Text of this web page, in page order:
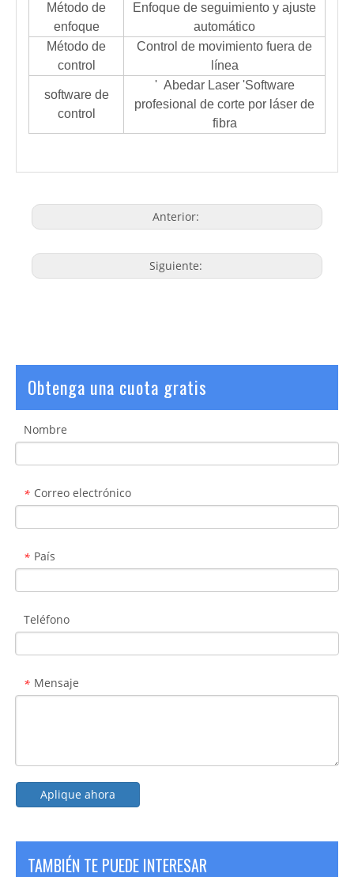
Método de
enfoque
Enfoque de seguimiento y ajuste
automático
Método de
control
Control de movimiento fuera de
línea
software de
control
' Abedar Laser 'Software
profesional de corte por láser de
fibra
Anterior:
Siguiente:
Obtenga una cuota gratis
Nombre
* Correo electrónico
* País
Teléfono
* Mensaje
Aplique ahora
TAMBIÉN TE PUEDE INTERESAR